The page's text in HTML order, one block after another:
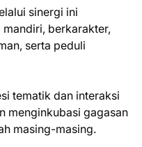
sinergi ini
berkarakter,
serta peduli
tematik dan interaksi
menginkubasi gagasan
masing-masing.